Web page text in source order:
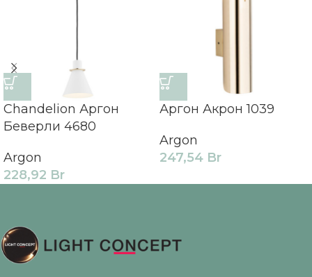
Chandelion Аргон
Беверли 4680
Argon
228,92 Br
Аргон Акрон 1039
Argon
247,54 Br